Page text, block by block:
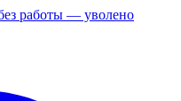
работы — уволено